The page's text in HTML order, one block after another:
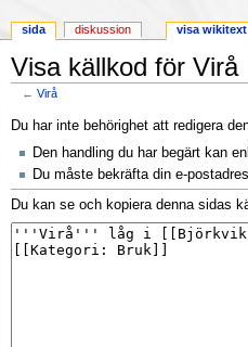
Visa källkod för Virå
←Virå
Du har inte behörighet att redigera
Den handling du har begärt kan
Du måste bekräfta din e-
Du kan se och kopiera denna sidas
sida diskussion visa wikitext